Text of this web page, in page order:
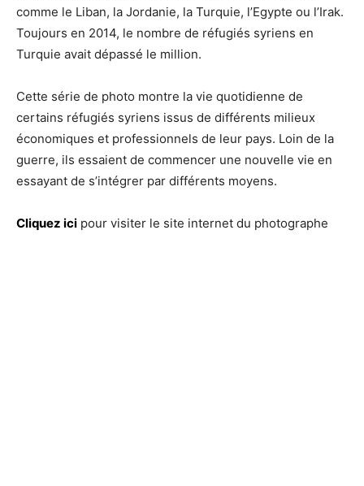
comme le Liban, la Jordanie, la Turquie, l’Egypte ou l’Irak.
Toujours en 2014, le nombre de réfugiés syriens en
Turquie avait dépassé le million.
Cette série de photo montre la vie quotidienne de
certains réfugiés syriens issus de différents milieux
économiques et professionnels de leur pays. Loin de la
guerre, ils essaient de commencer une nouvelle vie en
essayant de s’intégrer par différents moyens.
Cliquez ici pour visiter le site internet du photographe